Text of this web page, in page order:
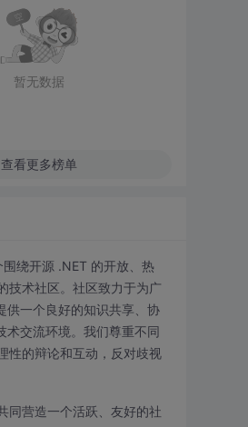
暂无数据
查看更多榜单
绕开源 .NET 的开放、热
技术社区。社区致力于为广
供一个良好的知识共享、协
术交流环境。我们尊重不同
性的辩论和互动，反对歧视
同营造一个活跃、友好的社